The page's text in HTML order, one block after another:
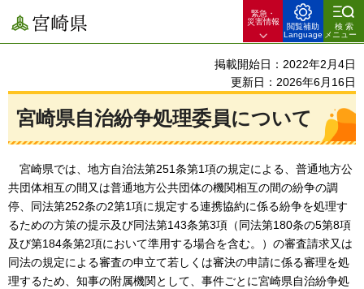
宮崎県
緊急・
災害情報
閲覧補助
Language
検索
メニュー
掲載開始日：2022年2月4日
更新日：2026年6月16日
宮崎県自治紛争処理委員について
宮崎県では 、地方自治法第251条第1項の規定による、普通地方公
共団体相互の間又は普通地方公共団体の機関相互の間の紛争の調
停、同法第252条の2第1項に規定する連携協約に係る紛争を処理す
るための方策の提示及び同法第143条第3項（同法第180条の5第8項
及び第184条第2項において準用する場合を含む。）の審査請求又は
同法の規定による審査の申立て若しくは審決の申請に係る審理を処
理するため、知事の附属機関として、事件ごとに宮崎県自治紛争処